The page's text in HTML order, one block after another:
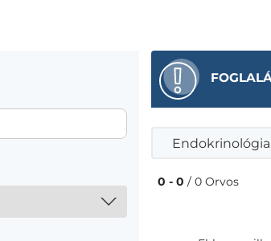
Endokrinológia
0 - 0 / 0 Orvos